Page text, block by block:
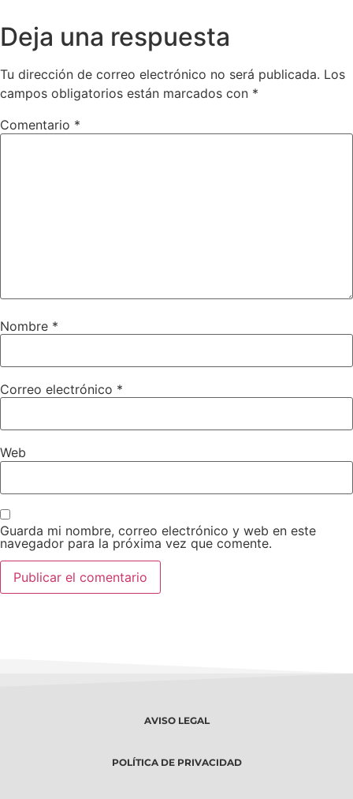
Deja una respuesta
Tu dirección de correo electrónico no será publicada. Los
campos obligatorios están marcados con *
Comentario *
Nombre *
Correo electrónico *
Web
Guarda mi nombre, correo electrónico y web en este
navegador para la próxima vez que comente.
AVISO LEGAL
POLÍTICA DE PRIVACIDAD